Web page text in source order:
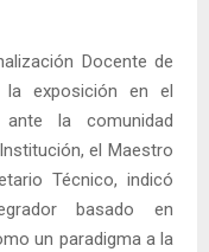
Docente de
la exposición en el
ante la comunidad
el Maestro
Técnico, indicó
basado en
un paradigma a la